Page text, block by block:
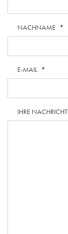
NACHNAME *
E-MAIL *
IHRE NACHRICHT